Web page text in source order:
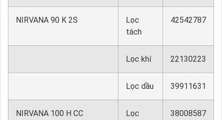
NIRVANA 90 K 2S
Lọc
tách
42542787
Lọc khí 22130223
Lọc dầu 39911631
NIRVANA 100 H CC
Lọc
38008587